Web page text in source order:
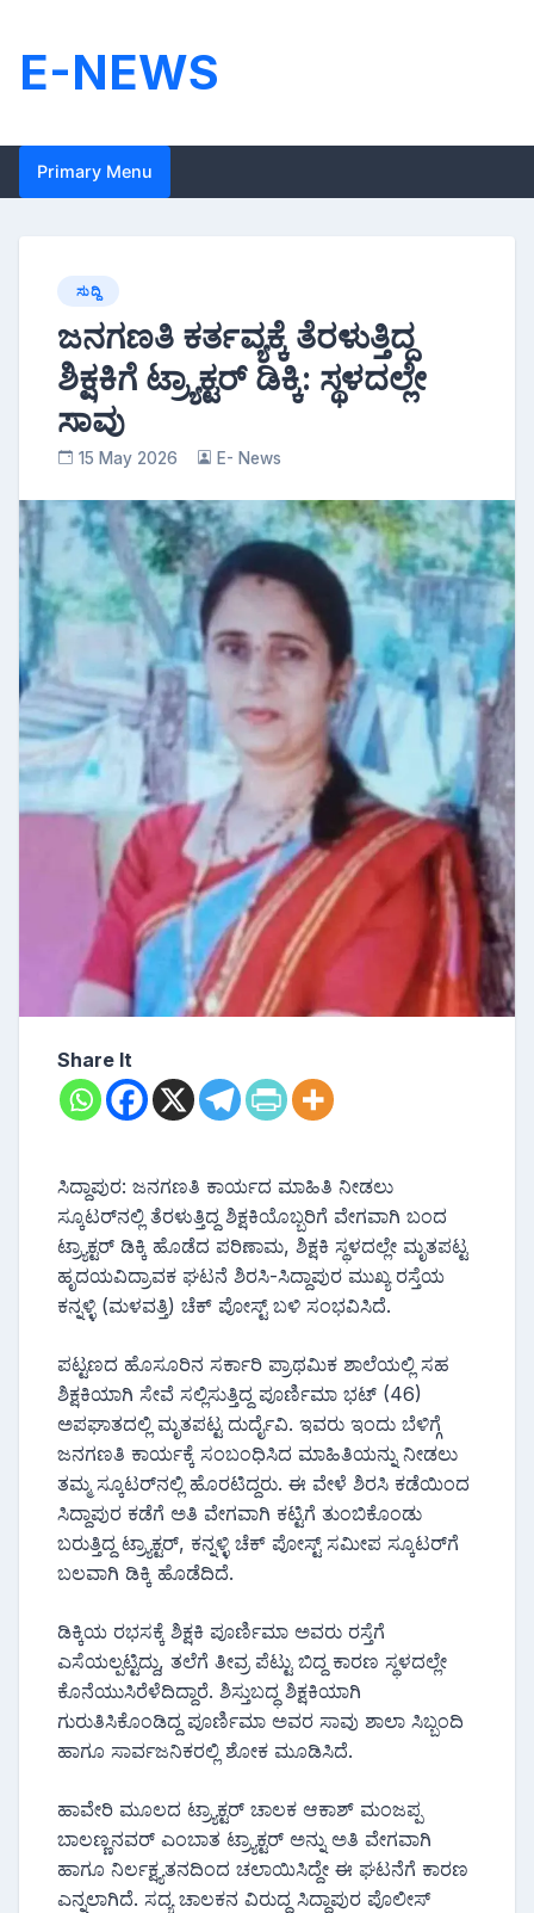
content
E-NEWS
Primary Menu
ಸುದ್ದಿ
ಜನಗಣತಿ ಕರ್ತವ್ಯಕ್ಕೆ ತೆರಳುತ್ತಿದ್ದ
ಶಿಕ್ಷಕಿಗೆ ಟ್ರ್ಯಾಕ್ಟರ್ ಡಿಕ್ಕಿ: ಸ್ಥಳದಲ್ಲೇ
ಸಾವು
15 May 2026 E- News
Share It
​ಸಿದ್ದಾಪುರ: ಜನಗಣತಿ ಕಾರ್ಯದ ಮಾಹಿತಿ ನೀಡಲು
ಸ್ಕೂಟರ್‌ನಲ್ಲಿ ತೆರಳುತ್ತಿದ್ದ ಶಿಕ್ಷಕಿಯೊಬ್ಬರಿಗೆ ವೇಗವಾಗಿ ಬಂದ
ಟ್ರ್ಯಾಕ್ಟರ್ ಡಿಕ್ಕಿ ಹೊಡೆದ ಪರಿಣಾಮ, ಶಿಕ್ಷಕಿ ಸ್ಥಳದಲ್ಲೇ ಮೃತಪಟ್ಟ
ಹೃದಯವಿದ್ರಾವಕ ಘಟನೆ ಶಿರಸಿ-ಸಿದ್ದಾಪುರ ಮುಖ್ಯ ರಸ್ತೆಯ
ಕನ್ನಳ್ಳಿ (ಮಳವತ್ತಿ) ಚೆಕ್ ಪೋಸ್ಟ್ ಬಳಿ ಸಂಭವಿಸಿದೆ.
ಪಟ್ಟಣದ ಹೊಸೂರಿನ ಸರ್ಕಾರಿ ಪ್ರಾಥಮಿಕ ಶಾಲೆಯಲ್ಲಿ ಸಹ
ಶಿಕ್ಷಕಿಯಾಗಿ ಸೇವೆ ಸಲ್ಲಿಸುತ್ತಿದ್ದ ಪೂರ್ಣಿಮಾ ಭಟ್ (46)
ಅಪಘಾತದಲ್ಲಿ ಮೃತಪಟ್ಟ ದುರ್ದೈವಿ. ಇವರು ಇಂದು ಬೆಳಿಗ್ಗೆ
ಜನಗಣತಿ ಕಾರ್ಯಕ್ಕೆ ಸಂಬಂಧಿಸಿದ ಮಾಹಿತಿಯನ್ನು ನೀಡಲು
ತಮ್ಮ ಸ್ಕೂಟರ್‌ನಲ್ಲಿ ಹೊರಟಿದ್ದರು. ಈ ವೇಳೆ ಶಿರಸಿ ಕಡೆಯಿಂದ
ಸಿದ್ದಾಪುರ ಕಡೆಗೆ ಅತಿ ವೇಗವಾಗಿ ಕಟ್ಟಿಗೆ ತುಂಬಿಕೊಂಡು
ಬರುತ್ತಿದ್ದ ಟ್ರ್ಯಾಕ್ಟರ್, ಕನ್ನಳ್ಳಿ ಚೆಕ್ ಪೋಸ್ಟ್ ಸಮೀಪ ಸ್ಕೂಟರ್‌ಗೆ
ಬಲವಾಗಿ ಡಿಕ್ಕಿ ಹೊಡೆದಿದೆ.
ಡಿಕ್ಕಿಯ ರಭಸಕ್ಕೆ ಶಿಕ್ಷಕಿ ಪೂರ್ಣಿಮಾ ಅವರು ರಸ್ತೆಗೆ
ಎಸೆಯಲ್ಪಟ್ಟಿದ್ದು, ತಲೆಗೆ ತೀವ್ರ ಪೆಟ್ಟು ಬಿದ್ದ ಕಾರಣ ಸ್ಥಳದಲ್ಲೇ
ಕೊನೆಯುಸಿರೆಳೆದಿದ್ದಾರೆ. ಶಿಸ್ತುಬದ್ಧ ಶಿಕ್ಷಕಿಯಾಗಿ
ಗುರುತಿಸಿಕೊಂಡಿದ್ದ ಪೂರ್ಣಿಮಾ ಅವರ ಸಾವು ಶಾಲಾ ಸಿಬ್ಬಂದಿ
ಹಾಗೂ ಸಾರ್ವಜನಿಕರಲ್ಲಿ ಶೋಕ ಮೂಡಿಸಿದೆ.
ಹಾವೇರಿ ಮೂಲದ ಟ್ರ್ಯಾಕ್ಟರ್ ಚಾಲಕ ಆಕಾಶ್ ಮಂಜಪ್ಪ
ಬಾಲಣ್ಣನವರ್ ಎಂಬಾತ ಟ್ರ್ಯಾಕ್ಟರ್ ಅನ್ನು ಅತಿ ವೇಗವಾಗಿ
ಹಾಗೂ ನಿರ್ಲಕ್ಷ್ಯತನದಿಂದ ಚಲಾಯಿಸಿದ್ದೇ ಈ ಘಟನೆಗೆ ಕಾರಣ
ಎನ್ನಲಾಗಿದೆ. ಸದ್ಯ ಚಾಲಕನ ವಿರುದ್ಧ ಸಿದ್ದಾಪುರ ಪೊಲೀಸ್